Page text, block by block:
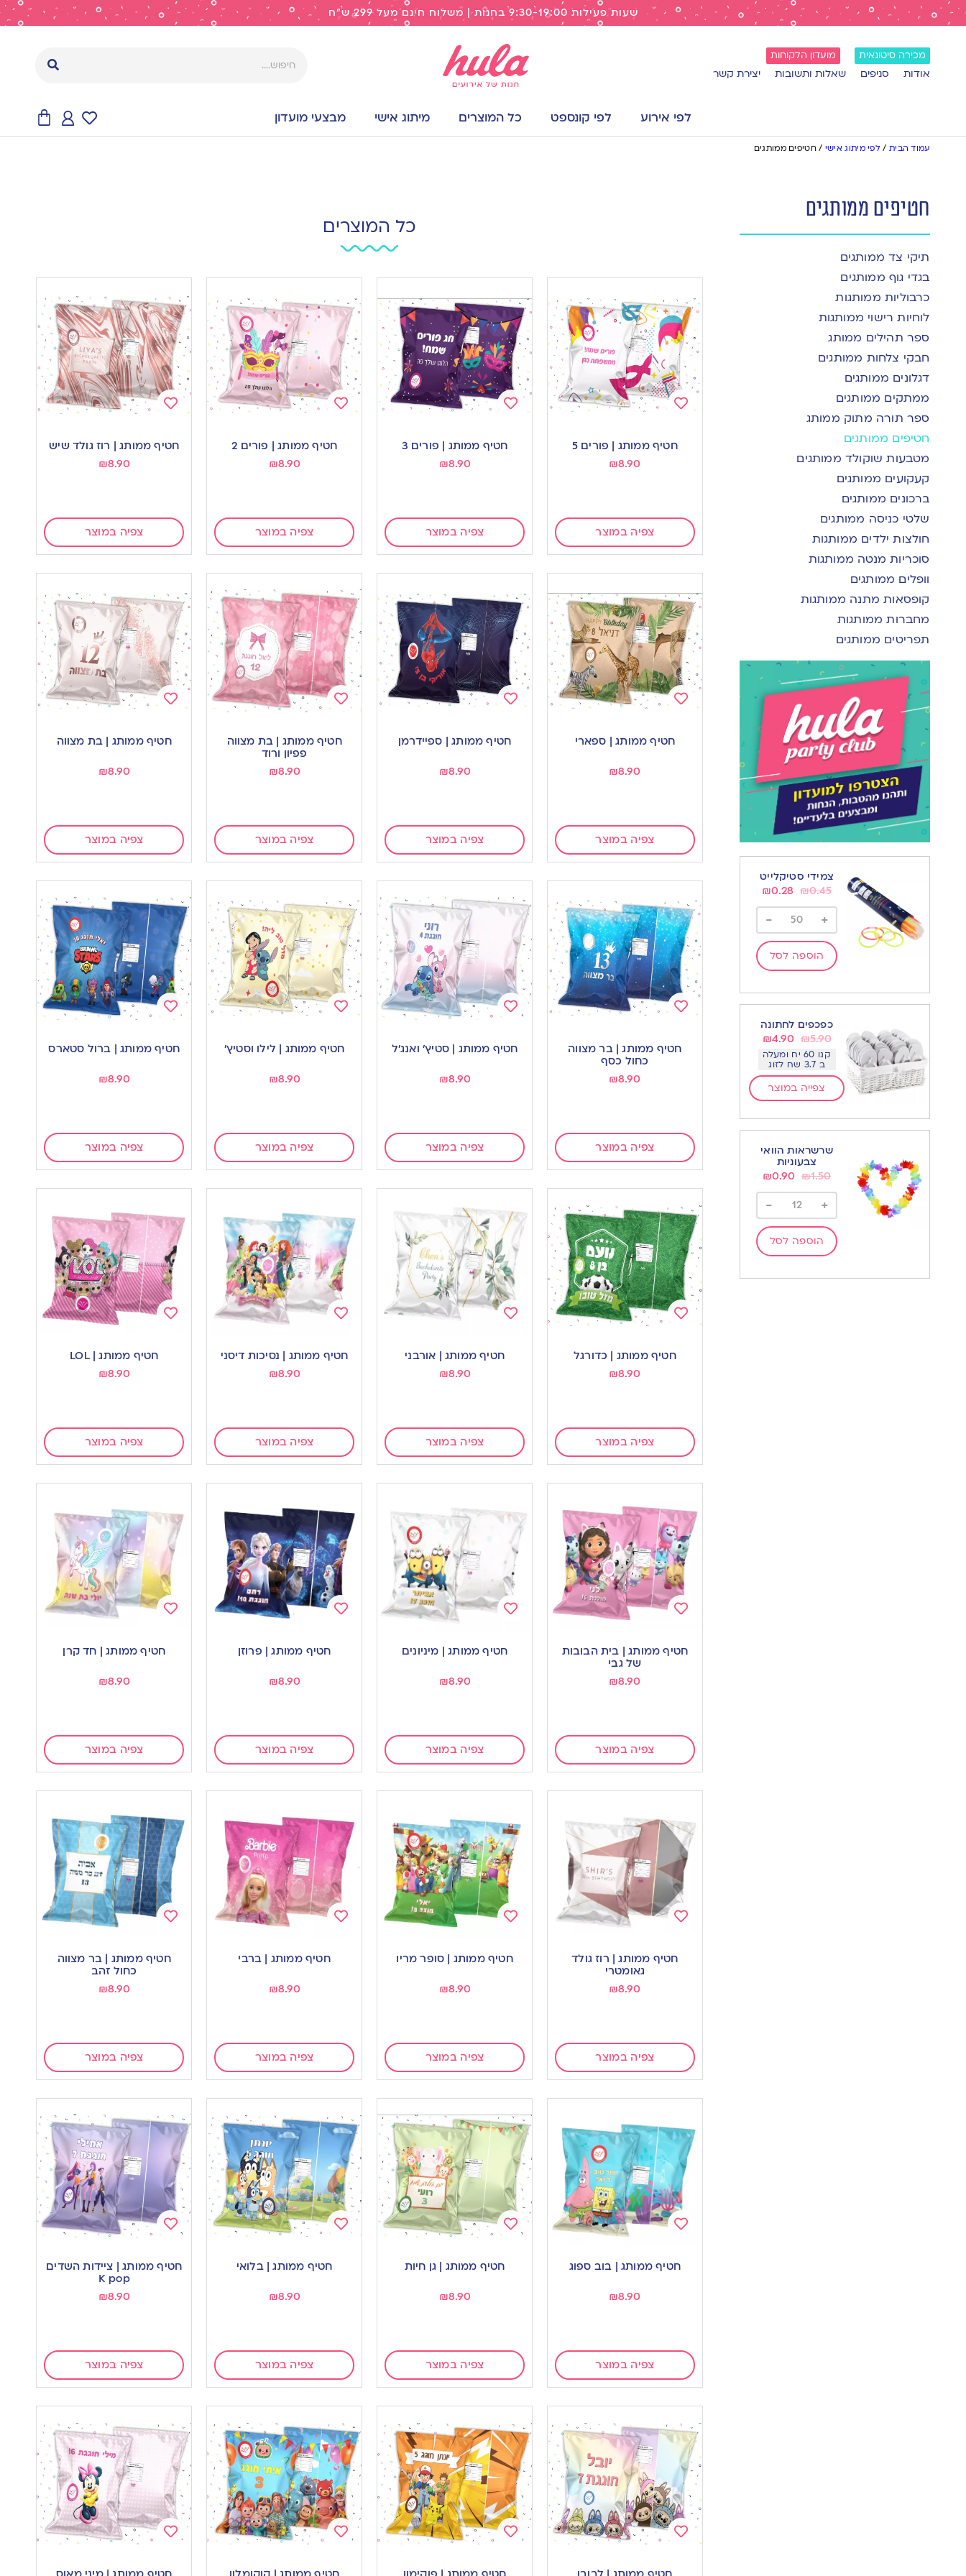
שעות פעילות 9:30-19:00 בחנות | משלוח חינם מעל 299 ש"ח
מכירה סיטונאית מועדון הלקוחות
אודות סניפים שאלות ותשובות יצירת קשר
לפי אירוע לפי קונספט כל המוצרים מיתוג אישי מבצעי מועדון
עמוד הבית / לפי מיתוג אישי /חטיפים ממותגים
חטיפים ממותגים
תיקי צד ממותגים
בגדי גוף ממותגים
כרבוליות ממותגות
לוחיות רישוי ממותגות
ספר תהילים ממותג
חבקי צלחות ממותגים
דגלונים ממותגים
ממתקים ממותגים
ספר תורה מתוק ממותג
חטיפים ממותגים
מטבעות שוקולד ממותגים
קעקועים ממותגים
ברכונים ממותגים
שלטי כניסה ממותגים
חולצות ילדים ממותגות
סוכריות מנטה ממותגות
וופלים ממותגים
קופסאות מתנה ממותגות
מחברות ממותגות
תפריטים ממותגים
צמידי סטיקלייט
₪0.45
₪0.28
+
-
הוספה לסל
כפכפים לחתונה
₪5.90
₪4.90
קנו 60 יח ומעלה
ב 3.7 שח לזוג
צפייה במוצר
שרשראות הוואי
צבעוניות
₪1.50
₪0.90
+
-
הוספה לסל
כל המוצרים
wishlist
חטיף ממותג | פורים 5
₪8.90
צפיה במוצר
wishlist
חטיף ממותג | פורים 3
₪8.90
צפיה במוצר
wishlist
חטיף ממותג | פורים 2
₪8.90
צפיה במוצר
to
wishlist
חטיף ממותג | רוז גולד שיש
₪8.90
צפיה במוצר
wishlist
חטיף ממותג | ספארי
₪8.90
צפיה במוצר
wishlist
חטיף ממותג | ספיידרמן
₪8.90
צפיה במוצר
wishlist
חטיף ממותג | בת מצווה
פפיון ורוד
₪8.90
צפיה במוצר
wishlist
חטיף ממותג | בת מצווה
₪8.90
צפיה במוצר
wishlist
חטיף ממותג | בר מצווה
כחול כסף
₪8.90
צפיה במוצר
to
wishlist
חטיף ממותג | סטיץ’ ואנג’ל
₪8.90
צפיה במוצר
wishlist
חטיף ממותג | לילו וסטיץ’
₪8.90
צפיה במוצר
to
wishlist
חטיף ממותג | ברול סטארס
₪8.90
צפיה במוצר
wishlist
חטיף ממותג | כדורגל
₪8.90
צפיה במוצר
wishlist
חטיף ממותג | אורבני
₪8.90
צפיה במוצר
to
wishlist
חטיף ממותג | נסיכות דיסני
₪8.90
צפיה במוצר
חטיף ממותג | LOL
₪8.90
צפיה במוצר
to
wishlist
חטיף ממותג | בית הבובות
של גבי
₪8.90
צפיה במוצר
wishlist
חטיף ממותג | מיניונים
₪8.90
צפיה במוצר
חטיף ממותג | פרוזן
₪8.90
צפיה במוצר
wishlist
חטיף ממותג | חד קרן
₪8.90
צפיה במוצר
wishlist
חטיף ממותג | רוז גולד
גאומטרי
₪8.90
צפיה במוצר
wishlist
חטיף ממותג | סופר מריו
₪8.90
צפיה במוצר
חטיף ממותג | ברבי
₪8.90
צפיה במוצר
wishlist
חטיף ממותג | בר מצווה
כחול זהב
₪8.90
צפיה במוצר
wishlist
חטיף ממותג | בוב ספוג
₪8.90
צפיה במוצר
wishlist
חטיף ממותג | גן חיות
₪8.90
צפיה במוצר
wishlist
חטיף ממותג | בלואי
₪8.90
צפיה במוצר
to
wishlist
חטיף ממותג | ציידות השדים
K pop
₪8.90
צפיה במוצר